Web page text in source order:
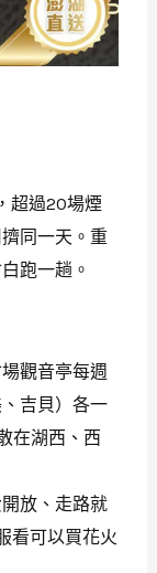
超過20場煙
同一天。重
跑一趟。
觀音亭每週
吉貝）各一
在湖西、西
放、走路就
看可以買花火